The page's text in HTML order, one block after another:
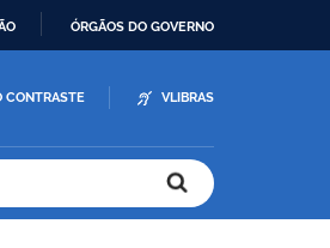
ÓRGÃOS DO GOVERNO
CONTRASTE VLIBRAS